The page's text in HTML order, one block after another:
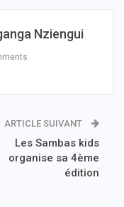
Nziengui
ARTICLE SUIVANT
Les Sambas kids
organise sa 4ème
édition